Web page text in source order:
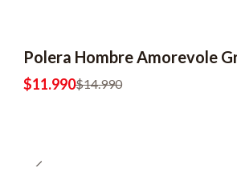
Polera Hombre Amorevole
$11.990$14.990